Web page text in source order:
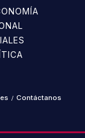
/ Contáctanos